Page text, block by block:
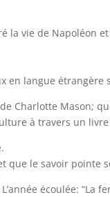
la vie de Napoléon
en langue étrangère
Charlotte Mason;
à travers un
le savoir pointe
écoulée: “La